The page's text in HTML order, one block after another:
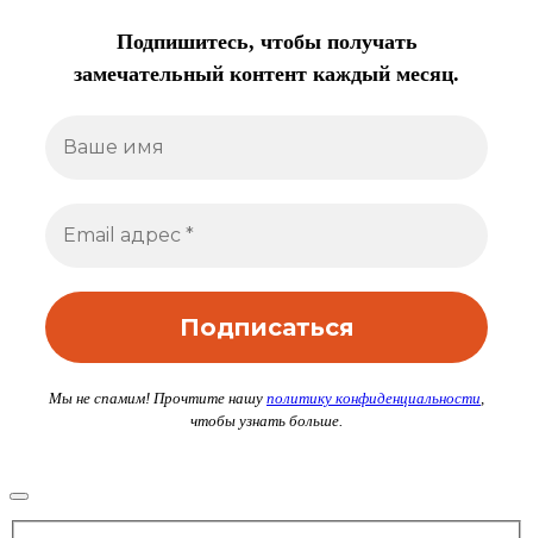
Подпишитесь, чтобы получать
замечательный контент каждый месяц.
Мы не спамим! Прочтите нашу политику конфиденциальности,
чтобы узнать больше.